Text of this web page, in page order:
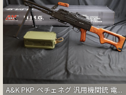
A&K PKP ペチェネグ 汎用機関銃 電...